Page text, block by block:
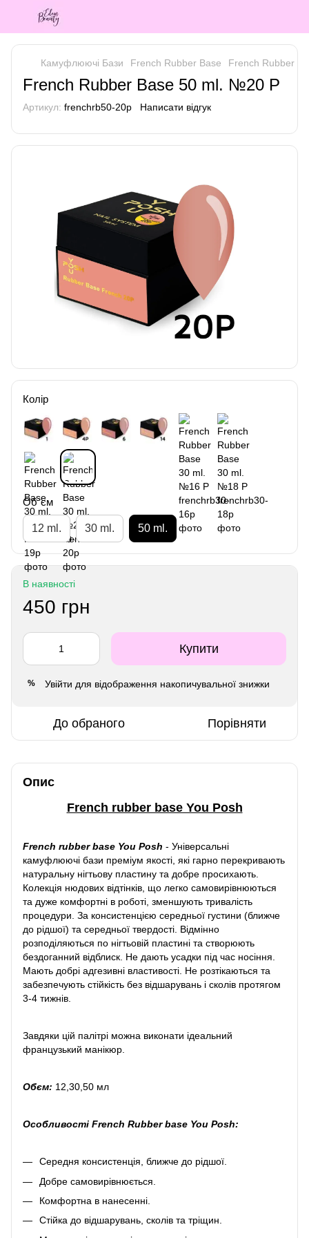
Камуфлюючі Бази French Rubber Base French Rubber
French Rubber Base 50 ml. №20 P
Артикул: frenchrb50-20p Написати відгук
Колір
Об`єм
12 ml. 30 ml. 50 ml.
В наявності
450 грн
Купити
% Увійти для відображення накопичувальної знижки
До обраного Порівняти
Опис
French rubber base You Posh
French rubber base You Posh - Універсальні
камуфлюючі бази преміум якості, які гарно перекривають
натуральну нігтьову пластину та добре просихають.
Колекція нюдових відтінків, що легко самовирівнюються
та дуже комфортні в роботі, зменшують тривалість
процедури. За консистенцією середньої густини (ближче
до рідшої) та середньої твердості. Відмінно
розподіляються по нігтьовій пластині та створюють
бездоганний відблиск. Не дають усадки під час носіння.
Мають добрі адгезивні властивості. Не розтікаються та
забезпечують стійкість без відшарувань і сколів протягом
3-4 тижнів.
Завдяки цій палітрі можна виконати ідеальний
французький манікюр.
Обєм: 12,30,50 мл
Особливості French Rubber base You Posh:
Середня консистенція, ближче до рідшої.
Добре самовирівнюється.
Комфортна в нанесенні.
Стійка до відшарувань, сколів та тріщин.